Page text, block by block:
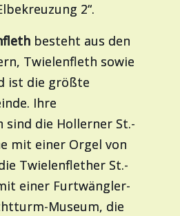
2“.
besteht aus den
Twielenfleth sowie
ist die größte
Ihre
sind die Hollerner St.-
mit einer Orgel von
Twielenflether St.-
einer Furtwängler-
Museum, die